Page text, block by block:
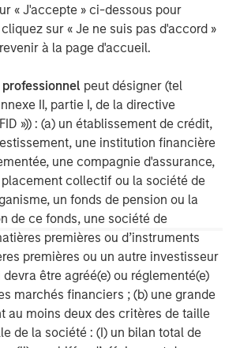
« J'accepte » ci-dessous pour
sur « Je ne suis pas d'accord »
à la page d'accueil.
peut désigner (tel
II, partie I, de la directive
»)) : (a) un établissement de crédit,
une institution financière
une compagnie d'assurance,
collectif ou la société de
un fonds de pension ou la
de ce fonds, une société de
premières ou d’instruments
premières ou un autre investisseur
être agréé(e) ou réglementé(e)
marchés financiers ; (b) une grande
au moins deux des critères de taille
de la société : (I) un bilan total de
MS) is a leading global financial
a wide range of investment
With offices in 42 countries, the
clients worldwide including
institutions, and individuals.
about Morgan Stanley, please visit
.
Equity Solutions Team
Equity Solutions provides
to broadly diversified and thematic
spanning primary fund
investments, secondaries, impact
and custom solutions.